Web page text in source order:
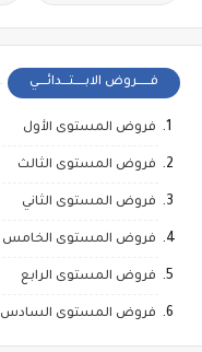
فــــــروض الابـــــتـــدائــــي
فروض المستوى الأول
فروض المستوى الثالث
فروض المستوى الثاني
فروض المستوى الخامس
فروض المستوى الرابع
فروض المستوى السادس